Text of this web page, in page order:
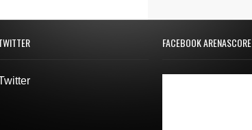
FACEBOOK ARENASCORE